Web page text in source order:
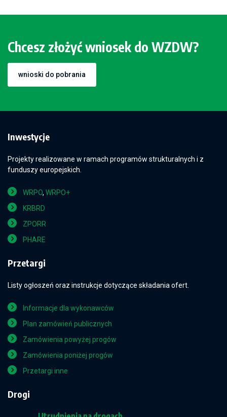
Chcesz złożyć wniosek do WZDW?
wnioski do pobrania
Inwestycje
Projekty realizowane w ramach programów strukturalnych i z
funduszy europejskich.
WRPO, WRPO+
KRBRD
ZPORR
PHARE
Przetargi
Listy ogłoszeń oraz instrukcje dotyczące składania ofert.
Informacje dla wykonawców
Plan zamówień publicznych
Zamówienia powyżej progów
Zamówienia poniżej progów
Przetargi inne
Drogi